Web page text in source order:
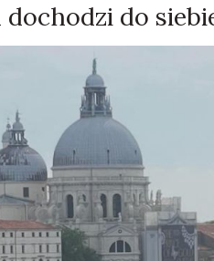
dochodzi do